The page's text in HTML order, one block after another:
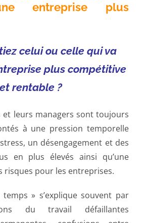
entreprise plus
celui ou celle qui va
plus compétitive
et rentable ?
et leurs managers sont toujours
à une pression temporelle
un désengagement et des
en plus élevés ainsi qu’une
risques pour les entreprises.
» s’explique souvent par
du travail défaillantes